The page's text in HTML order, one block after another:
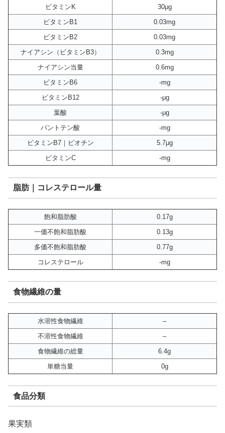
ビタミンK
30μg
ビタミンB1
0.03mg
ビタミンB2
0.03mg
ナイアシン（ビタミンB3）
0.3mg
ナイアシン当量
0.6mg
ビタミンB6
-mg
ビタミンB12
-μg
葉酸
-μg
パントテン酸
-mg
ビタミンB7｜ビオチン
5.7μg
ビタミンC
-mg
脂肪｜コレステロール量
飽和脂肪酸
0.17g
一価不飽和脂肪酸
0.13g
多価不飽和脂肪酸
0.77g
コレステロール
-mg
食物繊維の量
水溶性食物繊維
–
不溶性食物繊維
–
食物繊維の総量
6.4g
単糖当量
0g
食品分類
果実類